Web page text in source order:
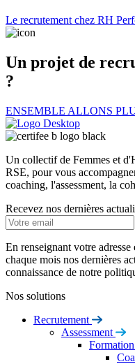
Le recrutement chez RH
Un projet de
?
ENSEMBLE ALLONS
Un collectif de Femmes et
RSE, pour vous
coaching, l'assessment, la
Recevez nos dernières
En renseignant votre
chaque mois nos dernières
connaissance de notre
Nos solutions
Recrutement
Assessment